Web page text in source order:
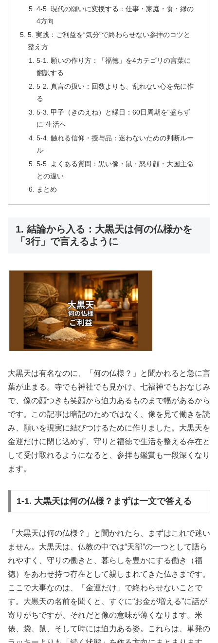
4-5. 現代の願いに変換する：仕事・家庭・食・縁の
4方向
5. 実践：ご利益を“気分”で終わらせない参拝のコツと
整え方
5-1. 願いの作り方：「福徳」を4カテゴリの言葉に
翻訳する
5-2. 真言の扱い：回数よりも、乱れない心を先に作
る
5-3. 甲子（きのえね）と縁日：60日周期を“盛らず
に”生活へ
5-4. 触れる信仰・授与品：迷わないための判断ルー
ル
5-5. よくある質問：黒い像・鼠・怒り顔・大国主命
との違い
まとめ
1. 結論から入る：大黒天は何の仏様かを
「3行」で言えるように
大黒天は有名なのに、「何の仏様？」と聞かれると急に言
葉が止まる。寺でも神社でも見かけ、七福神でもおなじみ
で、像の顔つきも笑顔から迫力あるものまで幅があるから
です。この記事は暗記のためではなく、像を見て働きを読
み、願いを現実に結びつけるために作りました。大黒天を
金運だけに閉じ込めず、守りと福徳で生活を整える存在と
して受け取れるようになると、参拝も鑑賞も一段深くなり
ます。
1-1. 大黒天は何の仏様？まずは一文で答える
「大黒天は何の仏様？」と聞かれたら、まずはこれで迷い
ません。大黒天は、仏教の中では“天部”の一つとして語ら
れやすく、守りの働きと、暮らしを豊かにする働き（福
徳）をあわせ持つ存在として親しまれてきた仏さまです。
ここで大事なのは、「金運だけ」で終わらせないことで
す。大黒天の名前を聞くと、すぐに“お金が増える”に話が
寄りがちですが、それだと像の意味が薄くなります。米
俵、袋、鼠、そして時には迫力ある姿。これらは、単発の